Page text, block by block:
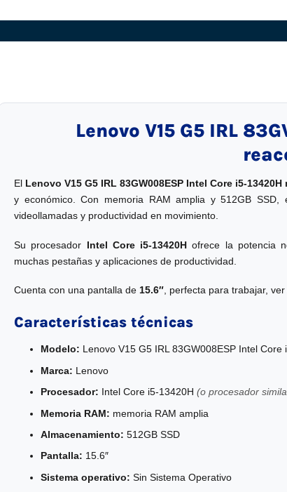
Lenovo V15 G5 IRL
El Lenovo V15 G5 IRL 83GW008ESP Intel Core i5-
y económico. Con memoria RAM amplia y 512GB SSD,
videollamadas y productividad en movimiento.
Su procesador Intel Core i5-13420H ofrece la potencia
muchas pestañas y aplicaciones de productividad.
Cuenta con una pantalla de 15.6″ , perfecta para trabajar,
Características técnicas
Modelo: Lenovo V15 G5 IRL 83GW008ESP Intel Core
Marca: Lenovo
Procesador: Intel Core i5-13420H(o procesador
Memoria RAM: memoria RAM amplia
Almacenamiento: 512GB SSD
Pantalla: 15.6″
Sistema operativo: Sin Sistema Operativo